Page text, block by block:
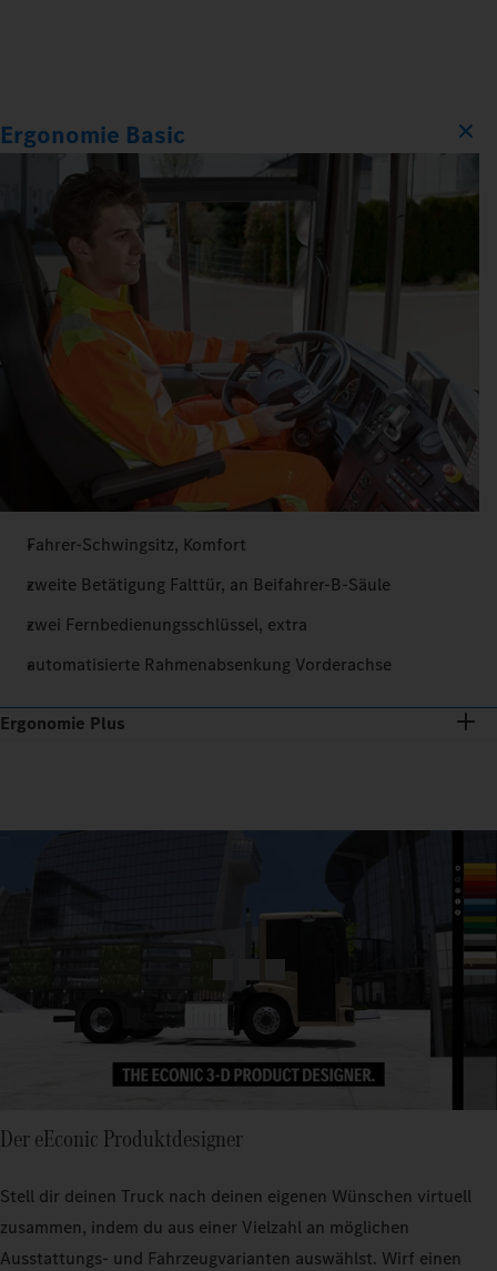
Ergonomie Basic
Fahrer-Schwingsitz, Komfort
zweite Betätigung Falttür, an Beifahrer-B-Säule
zwei Fernbedienungsschlüssel, extra
automatisierte Rahmenabsenkung Vorderachse
Ergonomie Plus
Der eEconic Produktdesigner
Stell dir deinen Truck nach deinen eigenen Wünschen virtuell
zusammen, indem du aus einer Vielzahl an möglichen
Ausstattungs- und Fahrzeugvarianten auswählst. Wirf einen